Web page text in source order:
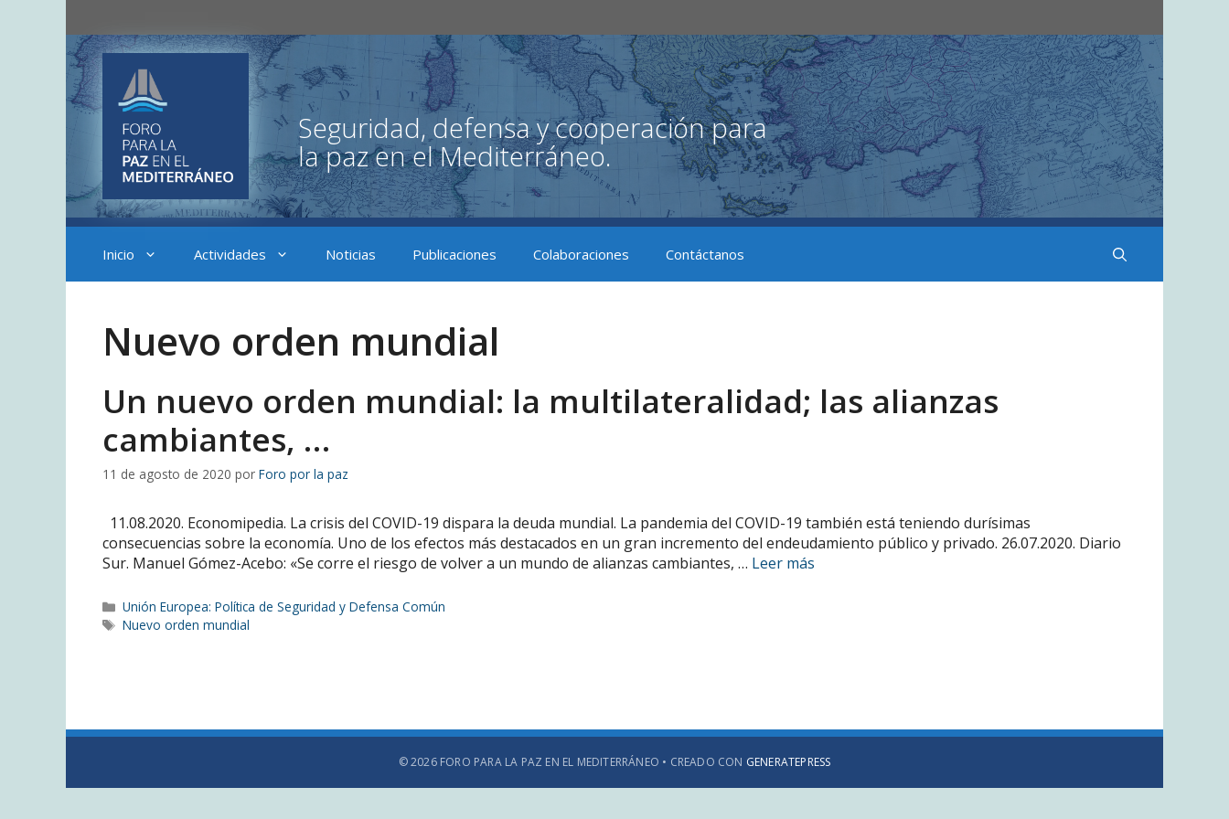
Inicio Actividades Noticias Publicaciones Colaboraciones Contáctanos
Nuevo orden mundial
Un nuevo orden mundial: la multilateralidad; las alianzas
cambiantes, …
11 de agosto de 2020 por Foro por la paz
11.08.2020. Economipedia. La crisis del COVID-19 dispara la deuda mundial. La pandemia del COVID-19 también está teniendo durísimas
consecuencias sobre la economía. Uno de los efectos más destacados en un gran incremento del endeudamiento público y privado. 26.07.2020. Diario
Sur. Manuel Gómez-Acebo: «Se corre el riesgo de volver a un mundo de alianzas cambiantes, … Leer más
Categorías
Unión Europea: Política de Seguridad y Defensa Común
Etiquetas
Nuevo orden mundial
© 2026 FORO PARA LA PAZ EN EL MEDITERRÁNEO • CREADO CON GENERATEPRESS